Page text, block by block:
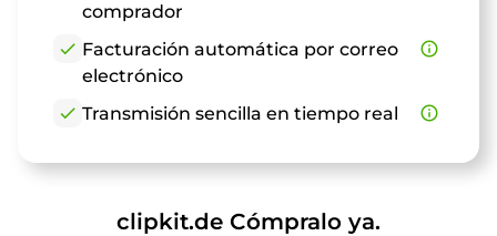
comprador
check Facturación automática por correo
electrónico
info_outline
check Transmisión sencilla en tiempo real info_outline
clipkit.de Cómpralo ya.